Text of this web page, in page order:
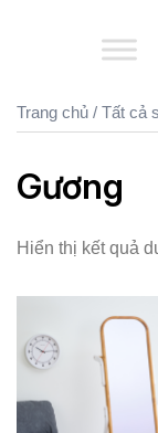
Trang chủ / Tất cả
Gương
Hiển thị kết quả